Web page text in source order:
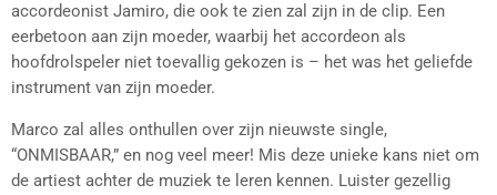
accordeonist Jamiro, die ook te zien zal zijn in de clip. Een
eerbetoon aan zijn moeder, waarbij het accordeon als
hoofdrolspeler niet toevallig gekozen is – het was het geliefde
instrument van zijn moeder.
Marco zal alles onthullen over zijn nieuwste single,
“ONMISBAAR,” en nog veel meer! Mis deze unieke kans niet om
de artiest achter de muziek te leren kennen. Luister gezellig